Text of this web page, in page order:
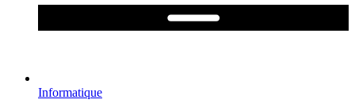
Informatique